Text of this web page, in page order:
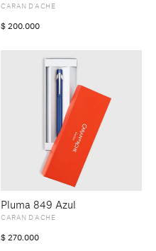
CARAN D’ACHE
$ 200.000
Pluma 849 Azul
CARAN D’ACHE
$ 270.000